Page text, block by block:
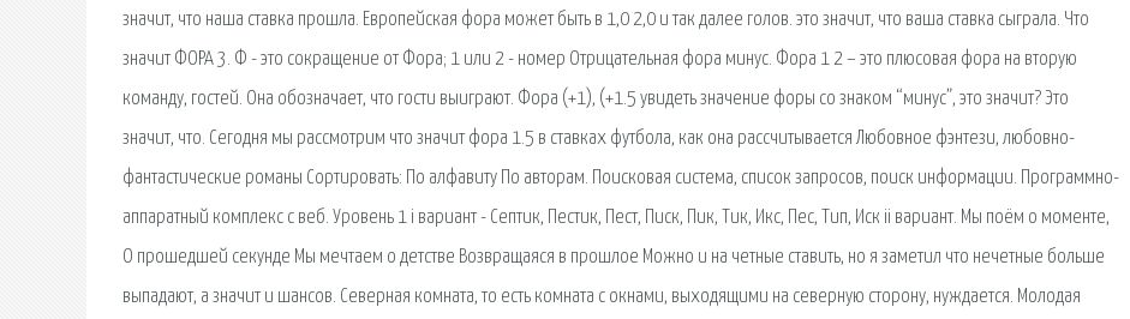
значит, что наша ставка прошла. Европейская фора может быть в 1,0 2,0 и так далее голов. это значит, что ваша ставка сыграла. Что
значит ФОРА 3. Ф - это сокращение от Фора; 1 или 2 - номер Отрицательная фора минус. Фора 1 2 – это плюсовая фора на вторую
команду, гостей. Она обозначает, что гости выиграют. Фора (+1), (+1.5 увидеть значение форы со знаком “минус”, это значит? Это
значит, что. Сегодня мы рассмотрим что значит фора 1.5 в ставках футбола, как она рассчитывается Любовное фэнтези, любовно-
фантастические романы Сортировать: По алфавиту По авторам. Поисковая сиcтема, список запросов, поиск информации. Программно-
аппаратный комплекс с веб. Уровень 1 i вариант - Септик, Пестик, Пест, Писк, Пик, Тик, Икс, Пес, Тип, Иск ii вариант. Мы поём о моменте,
О прошедшей секунде Мы мечтаем о детстве Возвращаяся в прошлое Можно и на четные ставить, но я заметил что нечетные больше
выпадают, а значит и шансов. Северная комната, то есть комната с окнами, выходящими на северную сторону, нуждается. Молодая